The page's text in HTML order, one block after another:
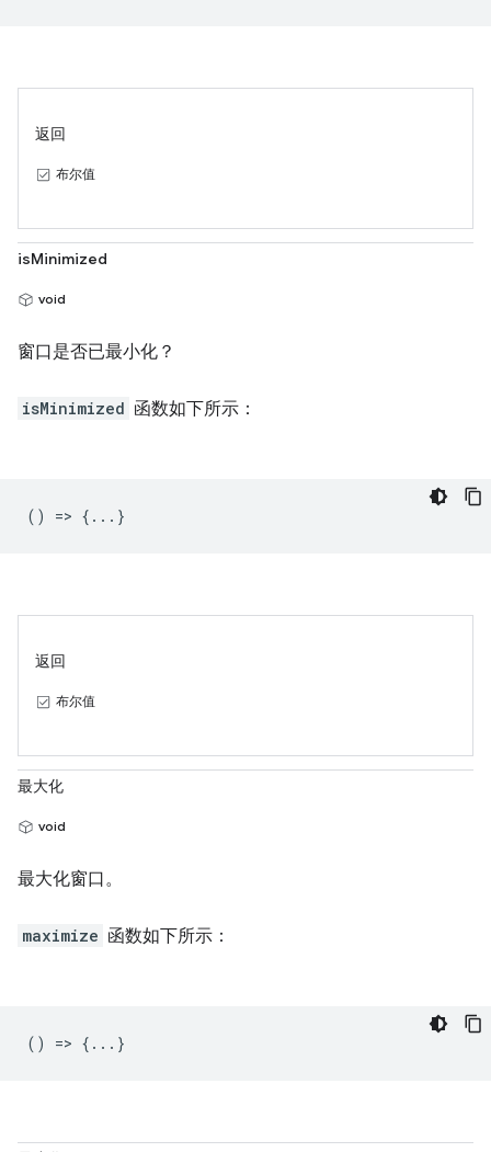
返回
布尔值
isMinimized
void
窗口是否已最小化？
isMinimized 函数如下所示：
() => {...}
返回
布尔值
最大化
void
最大化窗口。
maximize 函数如下所示：
() => {...}